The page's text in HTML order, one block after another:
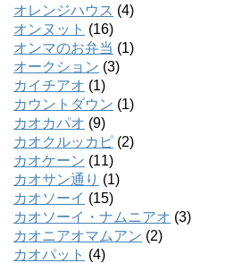
オレンジハウス (4)
オンヌット (16)
オンマのお弁当 (1)
オークション (3)
カイチアオ (1)
カウントダウン (1)
カオカパオ (9)
カオクルッカピ (2)
カオケーン (11)
カオサン通り (1)
カオソーイ (15)
カオソーイ・ナムニアオ (3)
カオニアオマムアン (2)
カオパット (4)